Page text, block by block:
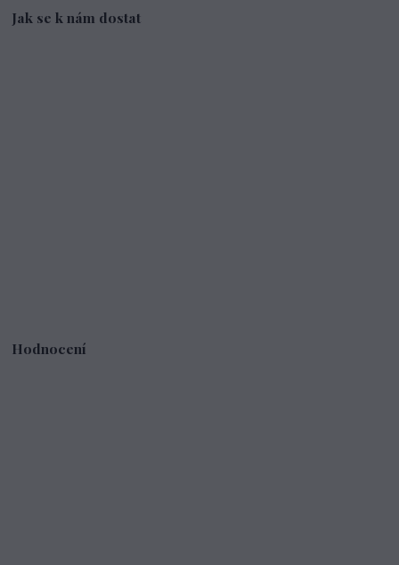
Jak se k nám dostat
Hodnocení